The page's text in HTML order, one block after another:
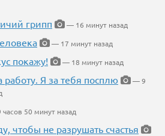
грипп
— 16 минут назад
— 17 минут назад
покажу!
— 18 минут назад
Я за тебя посплю
— 9
50 минут назад
чтобы не разрушать счастья